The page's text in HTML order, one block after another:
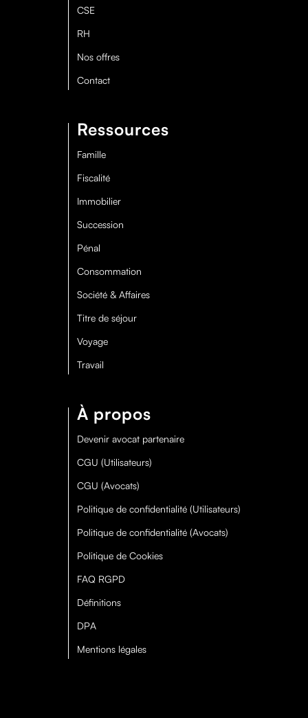
CSE
RH
Nos offres
Contact
Ressources
Famille
Fiscalité
Immobilier
Succession
Pénal
Consommation
Société & Affaires
Titre de séjour
Voyage
Travail
À propos
Devenir avocat partenaire
CGU (Utilisateurs)
CGU (Avocats)
Politique de confidentialité (Utilisateurs)
Politique de confidentialité (Avocats)
Politique de Cookies
FAQ RGPD
Définitions
DPA
Mentions légales